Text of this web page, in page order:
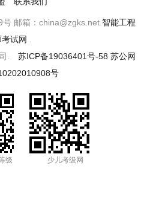
邮箱：china@zgks.net 智能工程
考试网
司. 苏ICP备19036401号-58 苏公网
号
级 少儿考级网